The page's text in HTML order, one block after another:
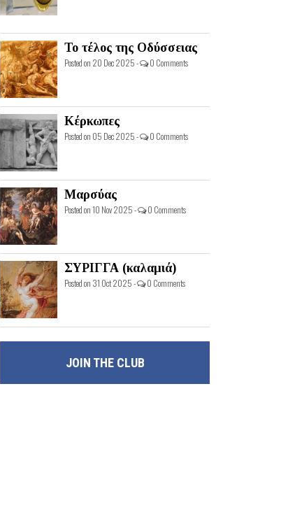
Το τέλος της Οδύσσειας
Posted on 20 Dec 2025 - 0 Comments
Κέρκωπες
Posted on 05 Dec 2025 - 0 Comments
Μαρσύας
Posted on 10 Nov 2025 - 0 Comments
ΣΥΡΙΓΓΑ (καλαμιά)
Posted on 31 Oct 2025 - 0 Comments
JOIN THE CLUB